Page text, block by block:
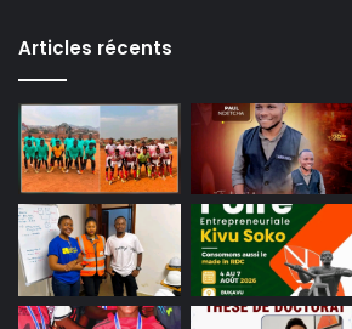
Articles récents